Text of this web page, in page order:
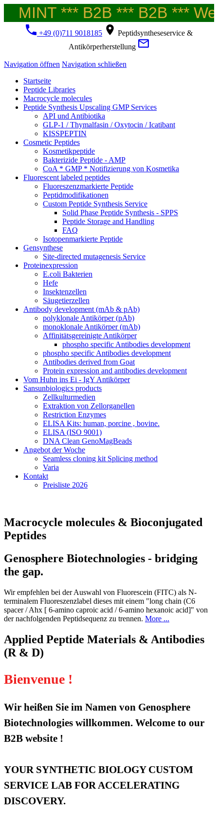
MINT *** B2B *** B2B ***
+49 (0)711 9018185
Peptidsyntheseservice &
Antikörperherstellung
Navigation öffnen Navigation schließen
Startseite
Peptide Libraries
Macrocycle molecules
Peptide Synthesis Upscaling GMP Services
API und Antibiotika
GLP-1 / Thymalfasin / Oxytocin / Icatibant
KISSPEPTIN
Cosmetic Peptides
Kosmetikpeptide
Bakterizide Peptide - AMP
CoA * GMP * Notifizierung von Kosmetika
Fluorescent labeled peptides
Fluoreszenzmarkierte Peptide
Peptidmodifikationen
Custom Peptide Synthesis Service
Solid Phase Peptide Synthesis - SPPS
Peptide Storage and Handling
FAQ
Isotopenmarkierte Peptide
Gensynthese
Site-directed mutagenesis Service
Proteinexpression
E.coli Bakterien
Hefe
Insektenzellen
Säugetierzellen
Antibody development (mAb & pAb)
polyklonale Antikörper (pAb)
monoklonale Antikörper (mAb)
Affinitätsgereinigte Antikörper
phospho specific Antibodies development
phospho specific Antibodies development
Antibodies derived from Goat
Protein expression and antibodies development
Vom Huhn ins Ei - IgY Antikörper
Sansunbiologics products
Zellkulturmedien
Extraktion von Zellorganellen
Restriction Enzymes
ELISA Kits: human, porcine , bovine.
ELISA (ISO 9001)
DNA Clean GenoMagBeads
Angebot der Woche
Seamless cloning kit Splicing method
Varia
Kontakt
Preisliste 2026
Macrocycle molecules & Bioconjugated
Peptides
Genosphere Biotechnologies - bridging
the gap.
Wir empfehlen bei der Auswahl von Fluorescein (FITC) als N-
terminalem Fluoreszenzlabel dieses mit einem "long chain (C6
spacer / Ahx [ 6-amino caproic acid / 6-amino hexanoic acid]" von
der nachfolgenden Peptidsequenz zu trennen. More ...
Applied Peptide Materials & Antibodies
(R & D)
Bienvenue !
Wir heißen Sie im Namen von Genosphere
Biotechnologies willkommen. Welcome to our
B2B website !
YOUR SYNTHETIC BIOLOGY CUSTOM
SERVICE LAB FOR ACCELERATING
DISCOVERY.